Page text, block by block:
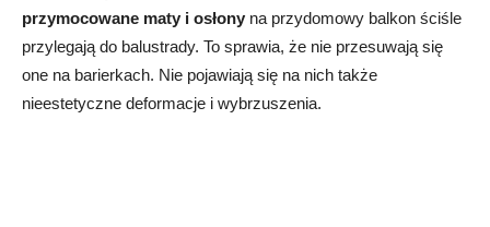
przymocowane maty i osłony na przydomowy balkon ściśle
przylegają do balustrady. To sprawia, że nie przesuwają się
one na barierkach. Nie pojawiają się na nich także
nieestetyczne deformacje i wybrzuszenia.